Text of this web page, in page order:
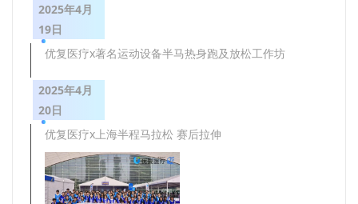
2025年4月
19日
优复医疗x著名运动设备半马热身跑及放松工作坊
2025年4月
20日
优复医疗x上海半程马拉松 赛后拉伸